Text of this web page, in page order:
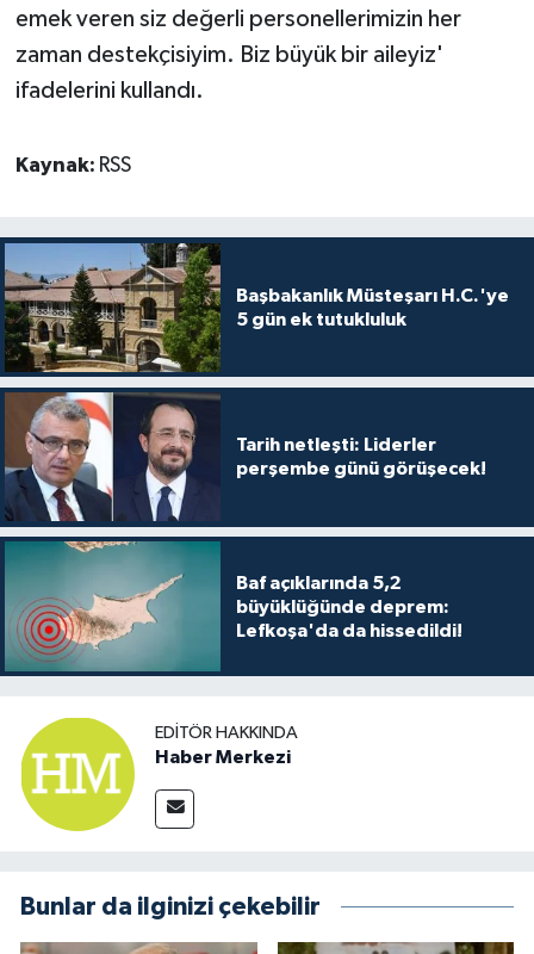
emek veren siz değerli personellerimizin her
zaman destekçisiyim. Biz büyük bir aileyiz'
ifadelerini kullandı.
Kaynak: RSS
Başbakanlık Müsteşarı H.C.'ye
5 gün ek tutukluluk
Tarih netleşti: Liderler
perşembe günü görüşecek!
Baf açıklarında 5,2
büyüklüğünde deprem:
Lefkoşa'da da hissedildi!
EDITÖR HAKKINDA
Haber Merkezi
Bunlar da ilginizi çekebilir